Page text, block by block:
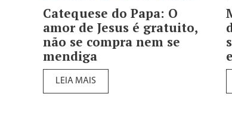
Catequese do Papa: O
amor de Jesus é gratuito,
não se compra nem se
mendiga
LEIA MAIS